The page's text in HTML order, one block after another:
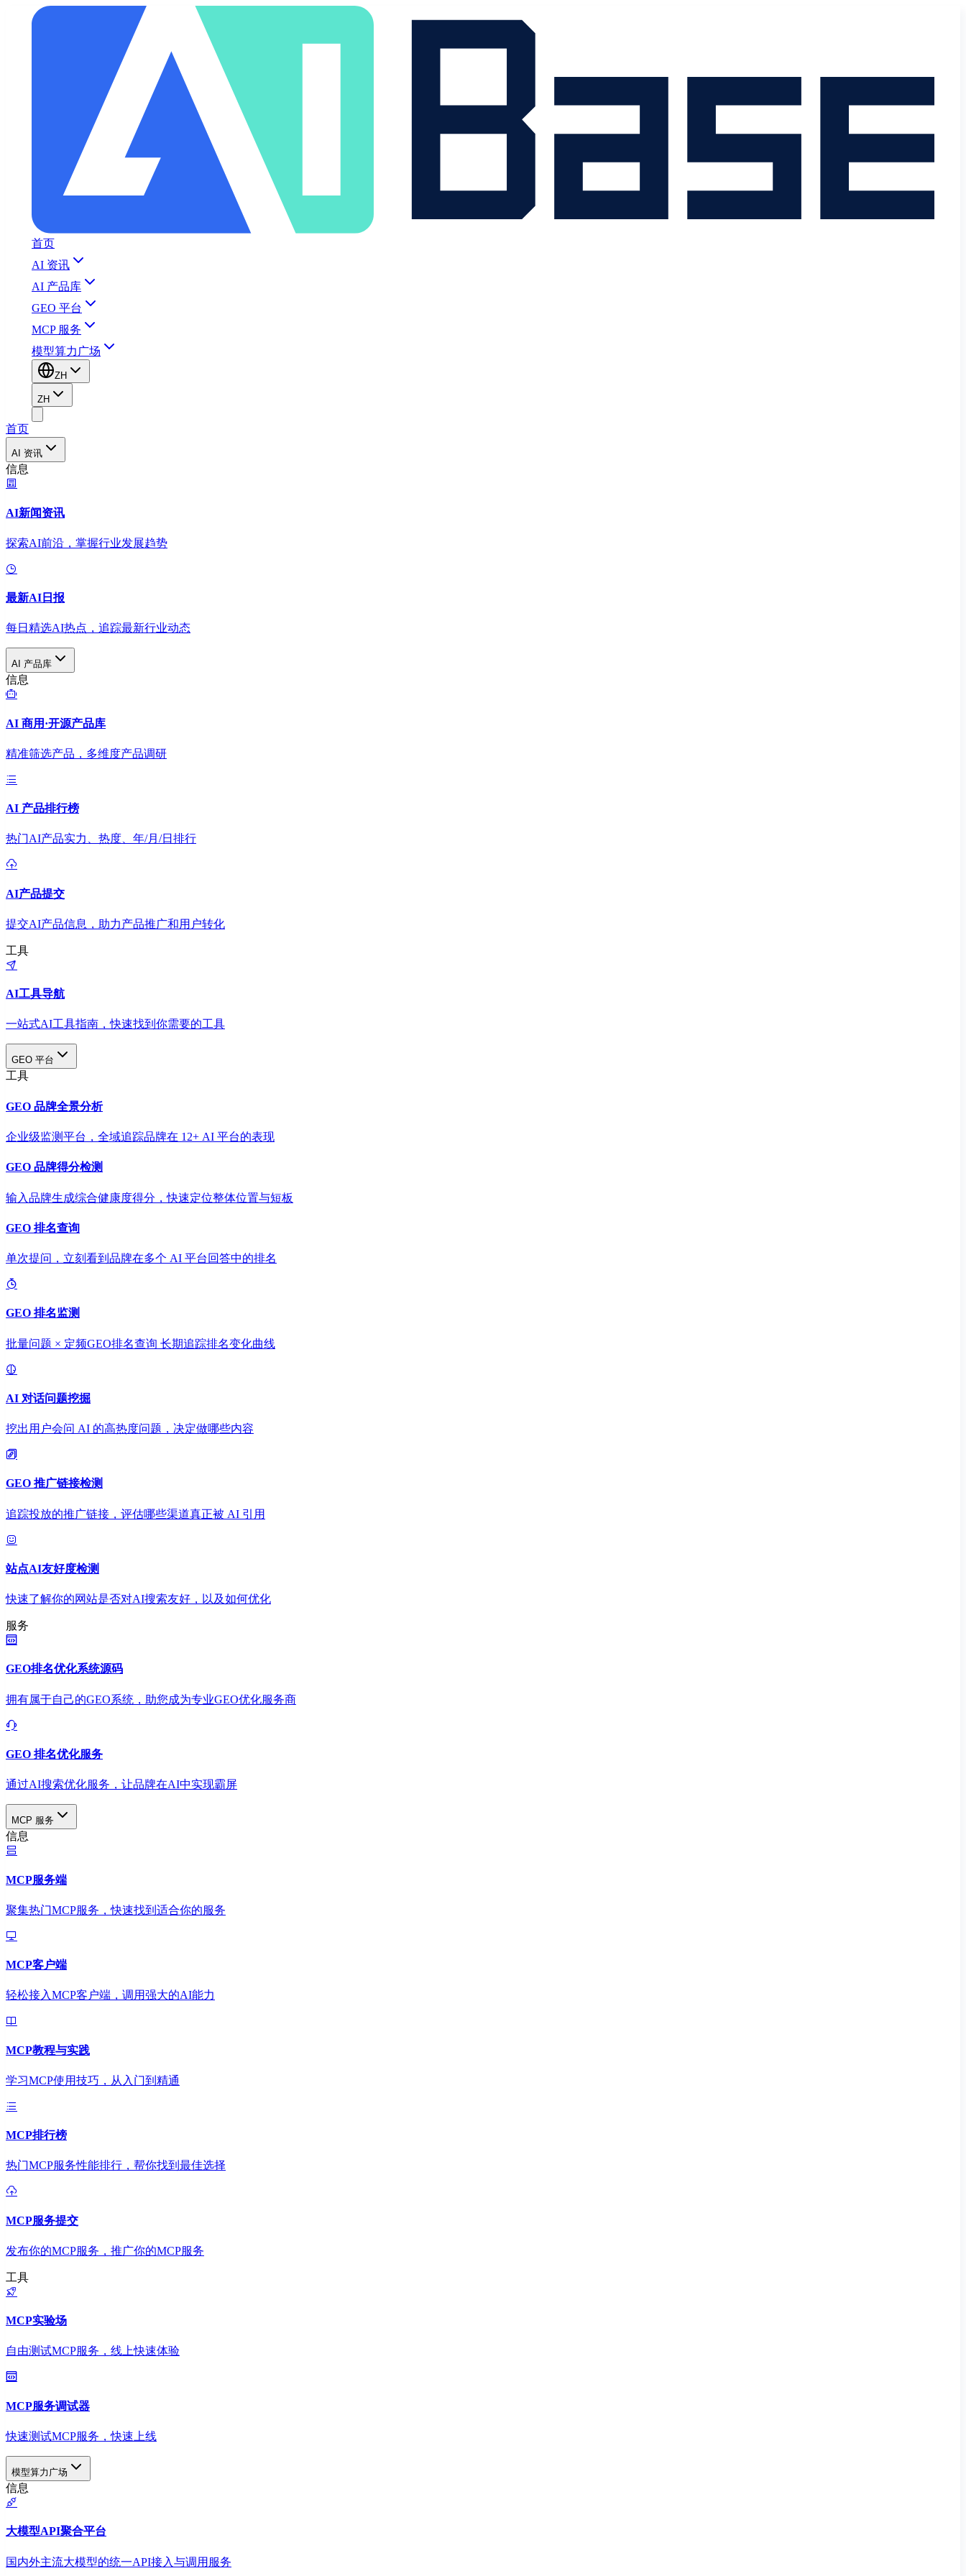
首页
AI 资讯
AI 产品库
GEO 平台
MCP 服务
模型算力广场
ZH
ZH
首页
AI 资讯
信息
AI新闻资讯
探索AI前沿，掌握行业发展趋势
最新AI日报
每日精选AI热点，追踪最新行业动态
AI 产品库
信息
AI 商用·开源产品库
精准筛选产品，多维度产品调研
AI 产品排行榜
热门AI产品实力、热度、年/月/日排行
AI产品提交
提交AI产品信息，助力产品推广和用户转化
工具
AI工具导航
一站式AI工具指南，快速找到你需要的工具
GEO 平台
工具
GEO 品牌全景分析
企业级监测平台，全域追踪品牌在 12+ AI 平台的表现
GEO 品牌得分检测
输入品牌生成综合健康度得分，快速定位整体位置与短板
GEO 排名查询
单次提问，立刻看到品牌在多个 AI 平台回答中的排名
GEO 排名监测
批量问题 × 定频GEO排名查询 长期追踪排名变化曲线
AI 对话问题挖掘
挖出用户会问 AI 的高热度问题，决定做哪些内容
GEO 推广链接检测
追踪投放的推广链接，评估哪些渠道真正被 AI 引用
站点AI友好度检测
快速了解你的网站是否对AI搜索友好，以及如何优化
服务
GEO排名优化系统源码
拥有属于自己的GEO系统，助您成为专业GEO优化服务商
GEO 排名优化服务
通过AI搜索优化服务，让品牌在AI中实现霸屏
MCP 服务
信息
MCP服务端
聚集热门MCP服务，快速找到适合你的服务
MCP客户端
轻松接入MCP客户端，调用强大的AI能力
MCP教程与实践
学习MCP使用技巧，从入门到精通
MCP排行榜
热门MCP服务性能排行，帮你找到最佳选择
MCP服务提交
发布你的MCP服务，推广你的MCP服务
工具
MCP实验场
自由测试MCP服务，线上快速体验
MCP服务调试器
快速测试MCP服务，快速上线
模型算力广场
信息
大模型API聚合平台
国内外主流大模型的统一API接入与调用服务